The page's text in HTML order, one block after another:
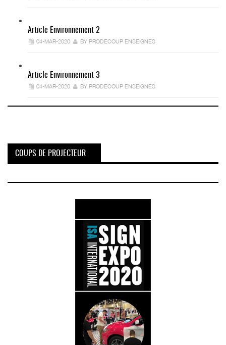
Article Environnement 2
04-MAR-2020 BY PRODECOUP ENSEIGNES
Article Environnement 3
04-MAR-2020 BY PRODECOUP ENSEIGNES
COUPS DE PROJECTEUR